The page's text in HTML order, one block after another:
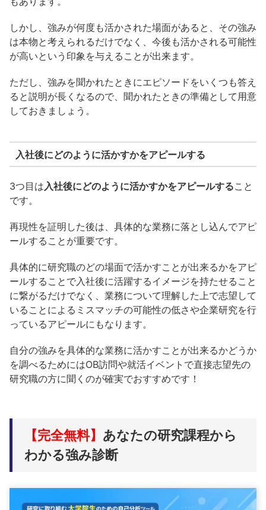
しかし、強みが何度も活かされた場面があると、その強み
は本物と考えられるだけでなく、今後も活かされる可能性
が高いという印象を与えることが出来ます。
ただし、強みを聞かれたときにエピソードをいくつも答え
ると説明が長くなるので、聞かれたときの準備として用意
しておきましょう。
入社後にどのように活かすかをアピールする
3つ目は入社後にどのように活かすかをアピールすること
です。
再現性を証明した後は、具体的な業務に落とし込んでアピ
ールすることが重要です。
具体的に研究職のどの場面で活かすことが出来るかをアピ
ールすることで入社後に活躍するイメージを持たせること
に繋がるだけでなく、業務について理解した上で志望して
いることによるミスマッチの可能性の低さや企業研究を行
っているアピールにもなります。
自分の強みを具体的な業務に活かすことが出来るかどうか
を調べるためにはOB訪問や就活イベントで直接志望先の
研究職の方に聞くのが確実でおすすめです！
【完全無料】 あなたの研究課程から
わかる強み診断